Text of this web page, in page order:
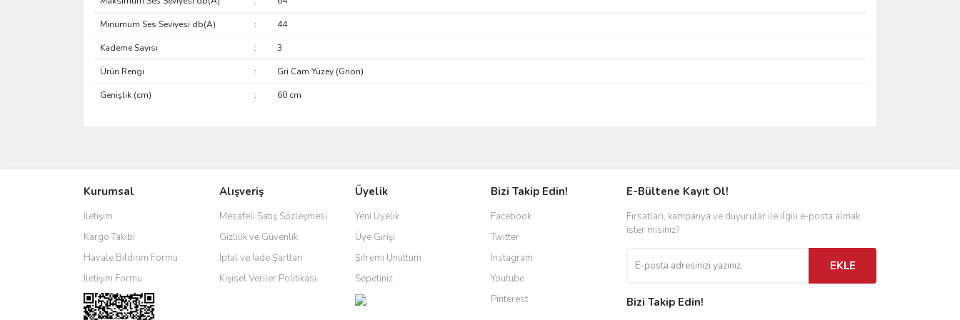
Minumum Ses Seviyesi db(A) : 44
Kademe Sayısı : 3
Ürün Rengi : Gri Cam Yüzey (Grion)
Genişlik (cm) : 60 cm
Ürün resmi kalitesiz, bozuk veya görüntülenemiyor.
Ürün açıklamasında eksik bilgiler bulunuyor.
Ürün bilgilerinde hatalar bulunuyor.
Ürün fiyatı diğer sitelerden daha pahalı.
Bu ürüne benzer farklı alternatifler olmalı.
Kurumsal
İletişim
Kargo Takibi
Havale Bildirim Formu
İletişim Formu
Alışveriş
Mesafeli Satış Sözleşmesi
Gizlilik ve Güvenlik
İptal ve İade Şartları
Kişisel Veriler Politikası
Üyelik
Yeni Üyelik
Üye Girişi
Şifremi Unuttum
Sepetiniz
Bizi Takip Edin!
Facebook
Twitter
Instagram
Youtube
Pinterest
E-Bültene Kayıt Ol!
Fırsatları, kampanya ve duyurular ile ilgili e-posta almak
ister misiniz?
EKLE
Bizi Takip Edin!